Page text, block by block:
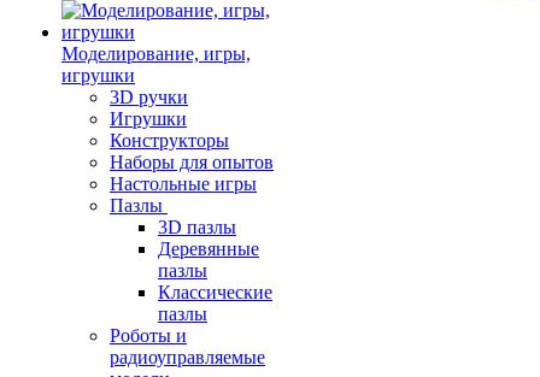
Моделирование, игры,
игрушки
3D ручки
Игрушки
Конструкторы
Наборы для опытов
Настольные игры
Пазлы
3D пазлы
Деревянные
пазлы
Классические
пазлы
Роботы и
радиоуправляемые